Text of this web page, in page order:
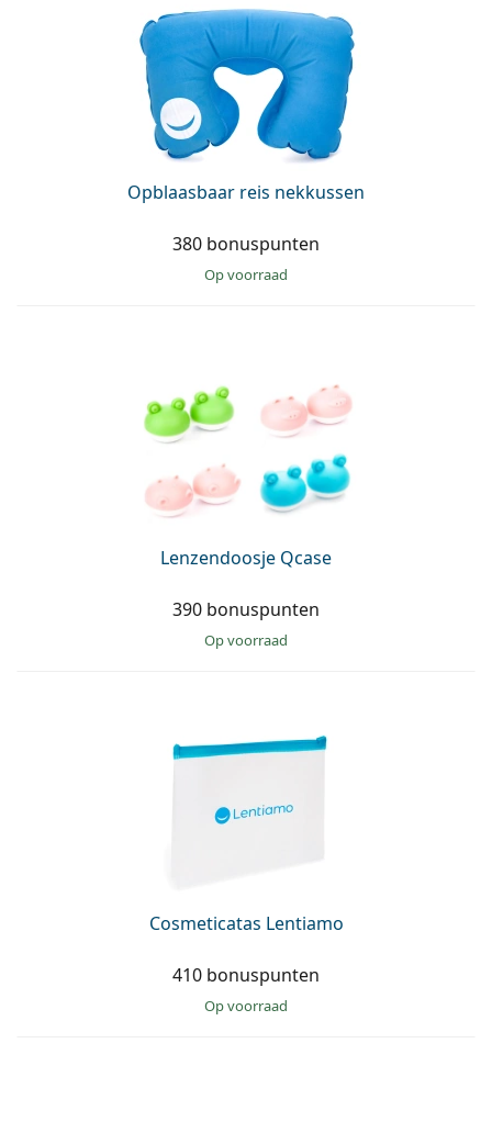
Opblaasbaar reis nekkussen
380 bonuspunten
op voorraad
Lenzendoosje Qcase
390 bonuspunten
op voorraad
Cosmeticatas Lentiamo
410 bonuspunten
op voorraad